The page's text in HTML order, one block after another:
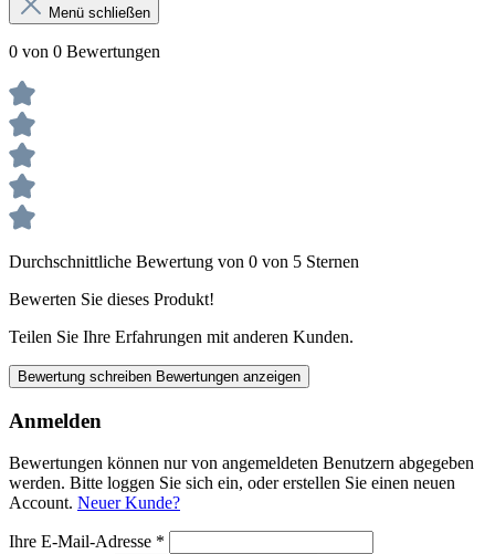
Menü schließen
0 von 0 Bewertungen
Durchschnittliche Bewertung von 0 von 5 Sternen
Bewerten Sie dieses Produkt!
Teilen Sie Ihre Erfahrungen mit anderen Kunden.
Bewertung schreiben Bewertungen anzeigen
Anmelden
Bewertungen können nur von angemeldeten Benutzern abgegeben
werden. Bitte loggen Sie sich ein, oder erstellen Sie einen neuen
Account. Neuer Kunde?
Ihre E-Mail-Adresse *